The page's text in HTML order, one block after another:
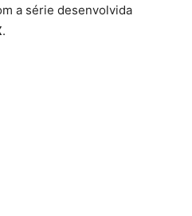
a série desenvolvida
.